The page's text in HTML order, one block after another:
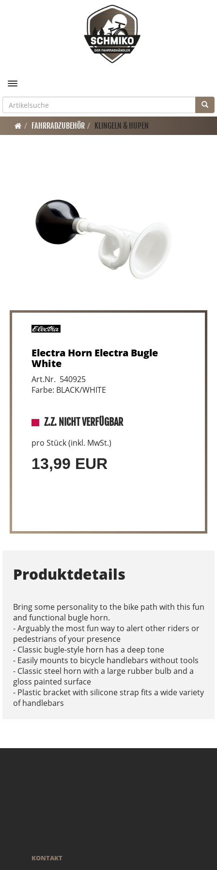
Toggle navigation
FAHRRADZUBEHÖR KLINGELN & HUPEN
Electra Horn Electra Bugle
White
Art.Nr. 540925
Farbe: BLACK/WHITE
Z.Z. NICHT VERFÜGBAR
pro Stück (inkl. MwSt.)
13,99 EUR
Produktdetails
Bring some personality to the bike path with this fun
and functional bugle horn.
- Arguably the most fun way to alert other riders or
pedestrians of your presence
- Classic bugle-style horn has a deep tone
- Easily mounts to bicycle handlebars without tools
- Classic steel horn with a large rubber bulb and a
gloss painted surface
- Plastic bracket with silicone strap fits a wide variety
of handlebars
KONTAKT